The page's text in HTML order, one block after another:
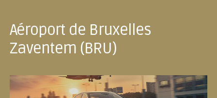
Aéroport de Bruxelles
Zaventem (BRU)